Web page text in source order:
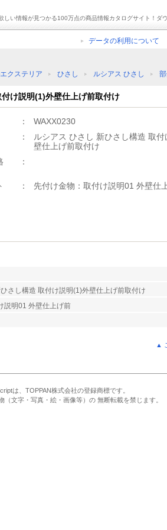
しい情報が見つかる100万点の商品情報カタログサイト！ダ
データの利用について
クステリア ひさし ルシアス ひさし
け説明(1)外壁仕上げ前取付け
：
WAXX0230
：
ルシアス ひさし 新ひさし構造 取
壁仕上げ前取付け
：
： 先付け金物：取付け説明01 外壁仕
さし構造 取付け説明(1)外壁仕上げ前取付け
説明01 外壁仕上げ前
▲
は、TOPPAN株式会社の登録商標です。
（文字・写真・絵・画像等）の 無断転載を禁じます。